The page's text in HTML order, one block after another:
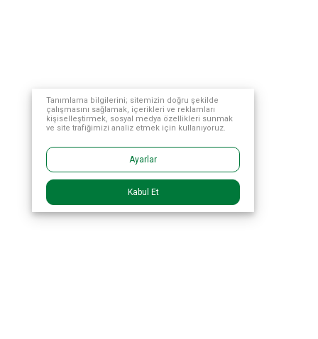
Tanımlama bilgilerini; sitemizin doğru şekilde
çalışmasını sağlamak, içerikleri ve reklamları
kişiselleştirmek, sosyal medya özellikleri sunmak
ve site trafiğimizi analiz etmek için kullanıyoruz.
Ayarlar
Kabul Et